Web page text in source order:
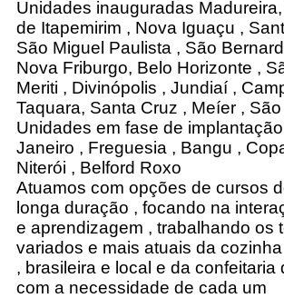
Unidades inauguradas
de Itapemirim , Nova Iguaçu ,
São Miguel Paulista , São
Nova Friburgo, Belo Horizonte ,
Meriti , Divinópolis , Jundiaí ,
Taquara, Santa Cruz , Meíer ,
Unidades em fase de
Janeiro , Freguesia , Bangu ,
Niterói , Belford Roxo
Atuamos com opções de cursos
longa duração , focando na
e aprendizagem , trabalhando os
variados e mais atuais da cozinha
, brasileira e local e da confeitaria
com a necessidade de cada um